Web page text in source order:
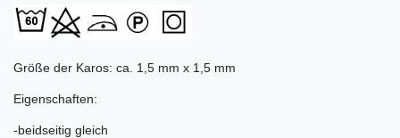
Größe der Karos: ca. 1,5 mm x 1,5 mm
Eigenschaften:
-beidseitig gleich